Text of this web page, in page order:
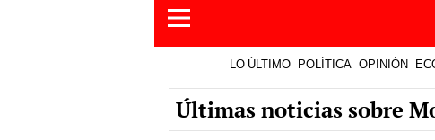
LO ÚLTIMO POLÍTICA OPINIÓN
Últimas noticias sobre